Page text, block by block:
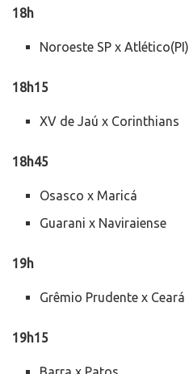
18h
Noroeste SP x Atlético(PI)
18h15
XV de Jaú x Corinthians
18h45
Osasco x Maricá
Guarani x Naviraiense
19h
Grêmio Prudente x Ceará
19h15